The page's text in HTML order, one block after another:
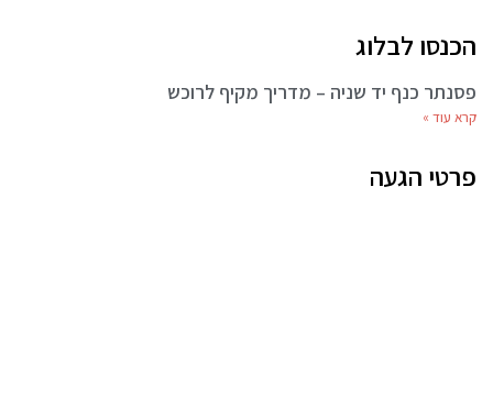
הכנסו לבלוג
פסנתר כנף יד שניה – מדריך מקיף לרוכש
קרא עוד »
פרטי הגעה